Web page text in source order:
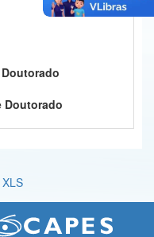
Doutorado